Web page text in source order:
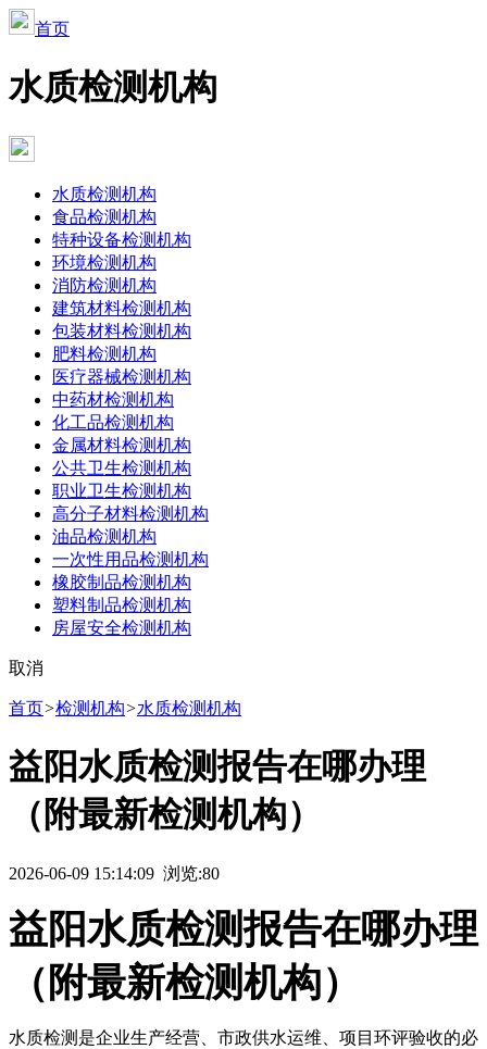
首页
水质检测机构
水质检测机构
食品检测机构
特种设备检测机构
环境检测机构
消防检测机构
建筑材料检测机构
包装材料检测机构
肥料检测机构
医疗器械检测机构
中药材检测机构
化工品检测机构
金属材料检测机构
公共卫生检测机构
职业卫生检测机构
高分子材料检测机构
油品检测机构
一次性用品检测机构
橡胶制品检测机构
塑料制品检测机构
房屋安全检测机构
取消
首页>检测机构>水质检测机构
益阳水质检测报告在哪办理
（附最新检测机构）
2026-06-09 15:14:09 浏览:80
益阳水质检测报告在哪办理
（附最新检测机构）
水质检测是企业生产经营、市政供水运维、项目环评验收的必